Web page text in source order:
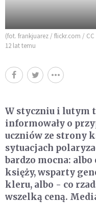
(fot. frankjuarez / flickr.com / CC
12 lat temu
W styczniu i lutym
informowały o
uczniów ze strony
sytuacjach
bardzo mocna:
księży, wsparty
kleru, albo - co
wszelką ceną.